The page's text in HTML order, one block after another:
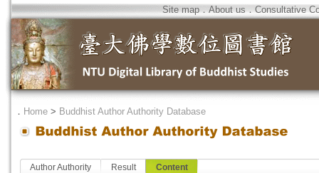
Site map．About us．Consultative
． Home > Buddhist Author Authority Database
Author Authority Result Content